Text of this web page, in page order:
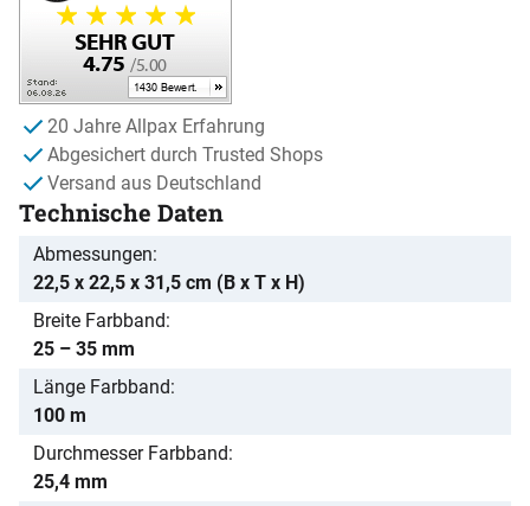
20 Jahre Allpax Erfahrung
Abgesichert durch Trusted Shops
Versand aus Deutschland
Technische Daten
Abmessungen
22,5 x 22,5 x 31,5 cm (B x T x H)
Breite Farbband
25 – 35 mm
Länge Farbband
100 m
Durchmesser Farbband
25,4 mm